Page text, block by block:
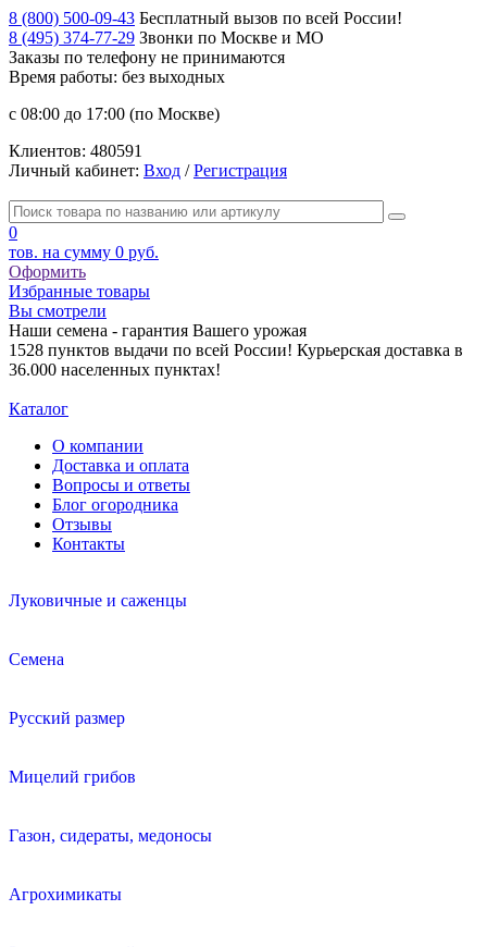
8 (800) 500-09-43 Бесплатный вызов по всей России!
8 (495) 374-77-29 Звонки по Москве и МО
Заказы по телефону не принимаются
Время работы: без выходных
с 08:00 до 17:00 (по Москве)
Клиентов: 480591
Личный кабинет: Вход /Регистрация
0
тов. на сумму 0 руб.
Оформить
Избранные товары
Вы смотрели
Наши семена - гарантия Вашего урожая
1528 пунктов выдачи по всей России! Курьерская доставка в
36.000 населенных пунктах!
Каталог
О компании
Доставка и оплата
Вопросы и ответы
Блог огородника
Отзывы
Контакты
Луковичные и саженцы
Семена
Русский размер
Мицелий грибов
Газон, сидераты, медоносы
Агрохимикаты